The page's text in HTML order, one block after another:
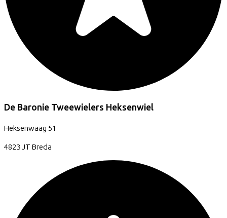
De Baronie Tweewielers Heksenwiel
Heksenwaag 51
4823 JT Breda